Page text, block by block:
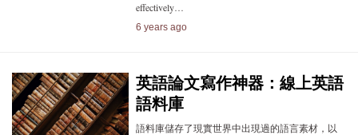
effectively…
6 years ago
英語論文寫作神器：線上英語
語料庫
語料庫儲存了現實世界中出現過的語言素材，以